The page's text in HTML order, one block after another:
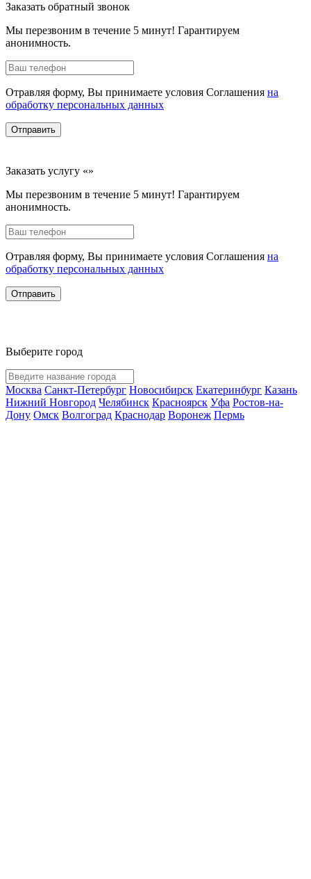
Заказать обратный звонок
Мы перезвоним в течение 5 минут! Гарантируем
анонимность.
Отравляя форму, Вы принимаете условия Соглашения на
обработку персональных данных
Отправить
Заказать услугу «»
Мы перезвоним в течение 5 минут! Гарантируем
анонимность.
Отравляя форму, Вы принимаете условия Соглашения на
обработку персональных данных
Отправить
Выберите город
Москва Санкт-Петербург Новосибирск Екатеринбург Казань
Нижний Новгород Челябинск Красноярск Уфа Ростов-на-
Дону Омск Волгоград Краснодар Воронеж Пермь